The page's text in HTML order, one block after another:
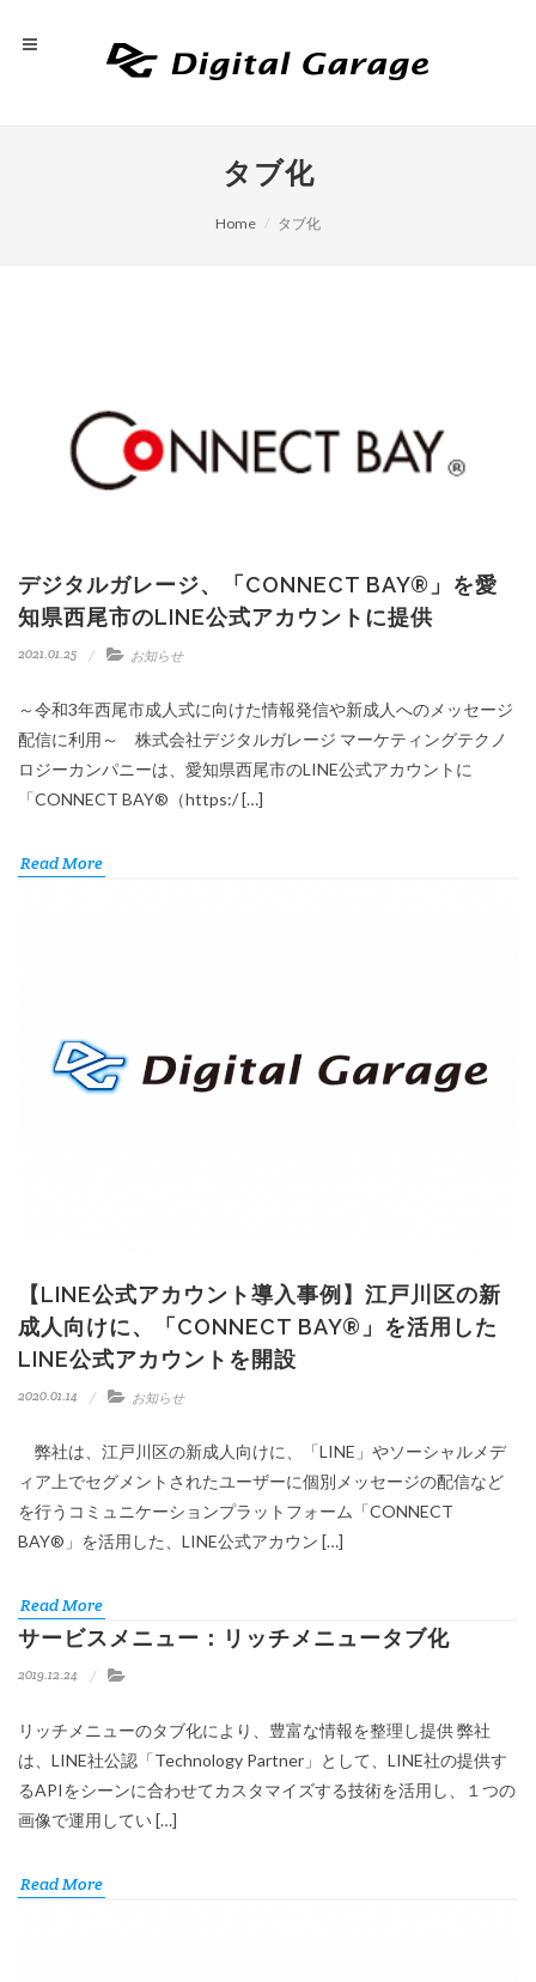
タブ化
Home タブ化
デジタルガレージ、「CONNECT BAY®」を愛
知県西尾市のLINE公式アカウントに提供
2021.01.25 お知らせ
～令和3年西尾市成人式に向けた情報発信や新成人へのメッセージ
配信に利用～ 株式会社デジタルガレージ マーケティングテクノ
ロジーカンパニーは、愛知県西尾市のLINE公式アカウントに
「CONNECT BAY®（https:/ […]
Read More
【LINE公式アカウント導入事例】江戸川区の新
成人向けに、「CONNECT BAY®」を活用した
LINE公式アカウントを開設
2020.01.14 お知らせ
弊社は、江戸川区の新成人向けに、「LINE」やソーシャルメデ
ィア上でセグメントされたユーザーに個別メッセージの配信など
を行うコミュニケーションプラットフォーム「CONNECT
BAY®」を活用した、LINE公式アカウン […]
Read More
サービスメニュー：リッチメニュータブ化
2019.12.24
リッチメニューのタブ化により、豊富な情報を整理し提供 弊社
は、LINE社公認「Technology Partner」として、LINE社の提供す
るAPIをシーンに合わせてカスタマイズする技術を活用し、１つの
画像で運用してい […]
Read More